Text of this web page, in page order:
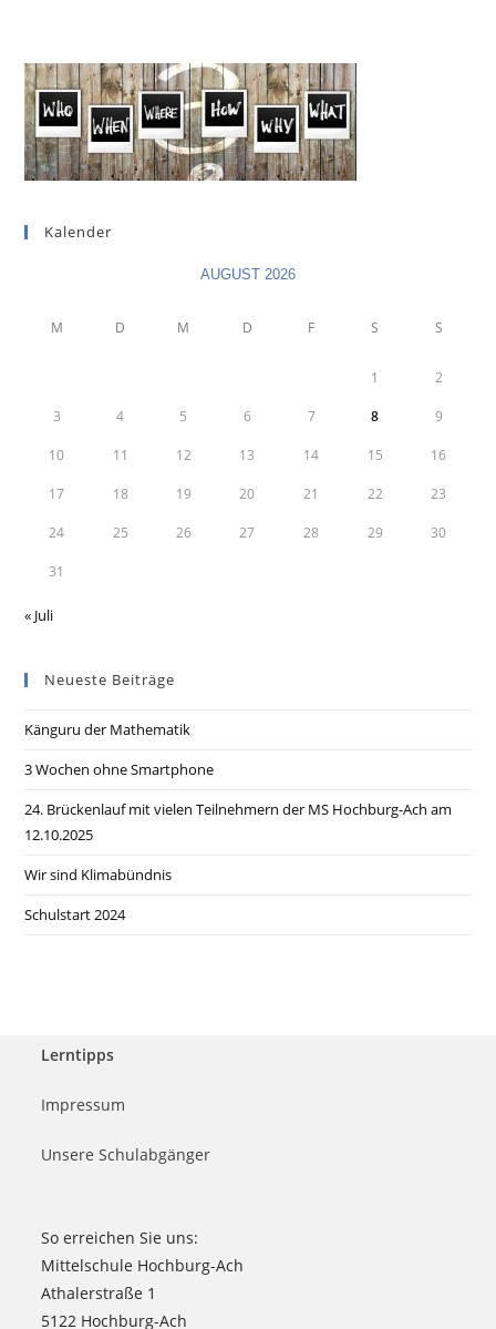
Kalender
AUGUST 2026
M D M D F S S
1 2
3 4 5 6 7 8 9
10 11 12 13 14 15 16
17 18 19 20 21 22 23
24 25 26 27 28 29 30
31
« Juli
Neueste Beiträge
Känguru der Mathematik
3 Wochen ohne Smartphone
24. Brückenlauf mit vielen Teilnehmern der MS Hochburg-Ach am
12.10.2025
Wir sind Klimabündnis
Schulstart 2024
Lerntipps
Impressum
Unsere Schulabgänger
So erreichen Sie uns:
Mittelschule Hochburg-Ach
Athalerstraße 1
5122 Hochburg-Ach